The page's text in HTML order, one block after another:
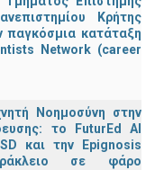
Κρήτης
παγκόσμια κατάταξη
Network (career
Νοημοσύνη στην
το FuturEd AI
και την Epignosis
σε φάρο